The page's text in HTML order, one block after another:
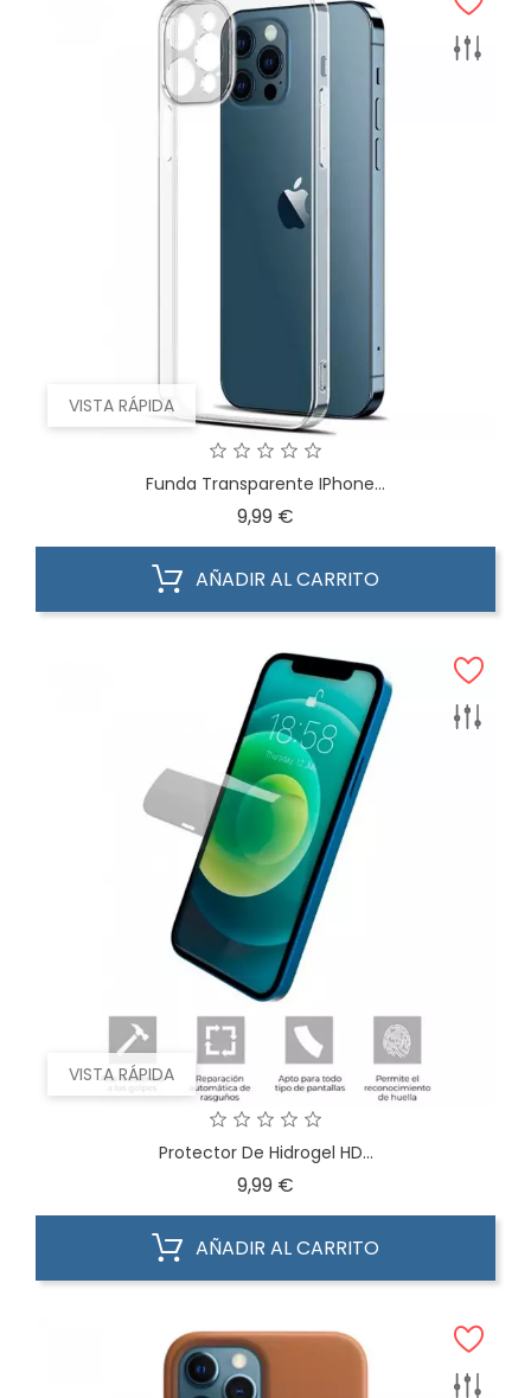
VISTA RÁPIDA
Funda Transparente IPhone...
9,99 €
AÑADIR AL CARRITO
VISTA RÁPIDA
Protector De Hidrogel HD...
9,99 €
AÑADIR AL CARRITO